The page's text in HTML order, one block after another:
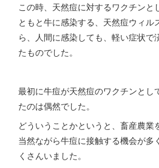
この時、天然痘に対するワクチンと
ともと牛に感染する、天然痘ウィル
ら、人間に感染しても、軽い症状で
たものでした。
最初に牛痘が天然痘のワクチンとし
たのは偶然でした。
どういうことかというと、畜産農業
当然ながら牛痘に接触する機会が多
くさんいました。